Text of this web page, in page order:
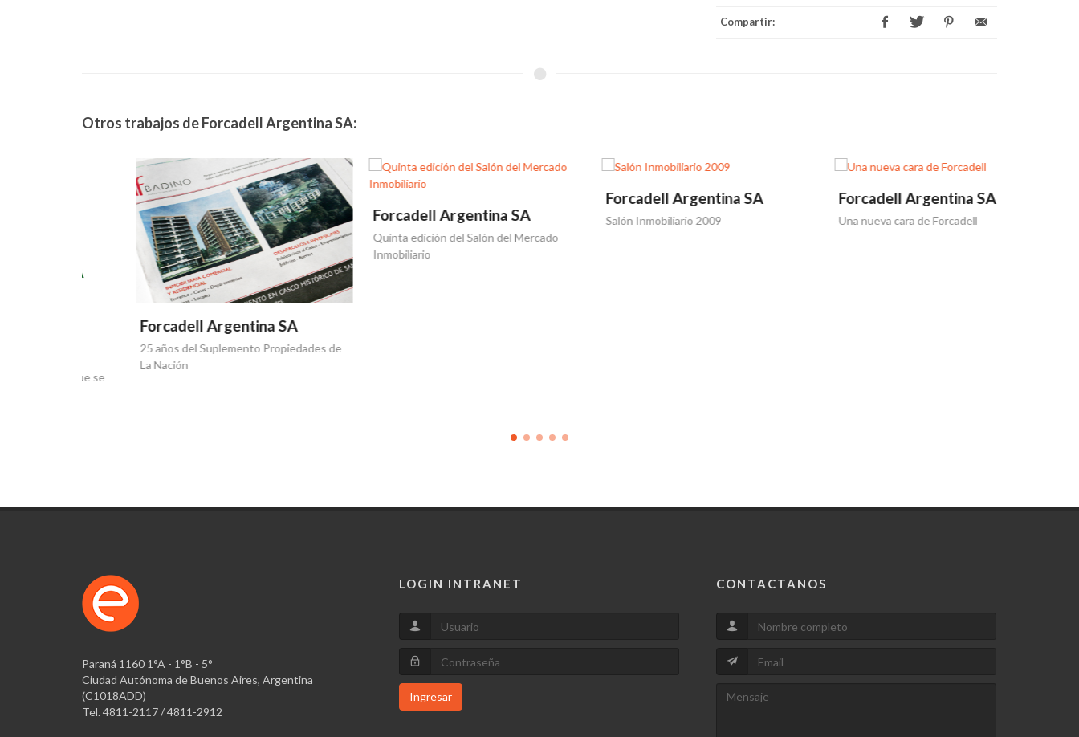
Compartir:
Otros trabajos de Forcadell Argentina SA:
Forcadell Argentina SA
25 años del Suplemento Propiedades de
Forcadell Argentina SA
Quinta edición del Salón del Mercado
Inmobiliario
Forcadell Argentina SA
Salón Inmobiliario 2009
Forcadell Argentina SA
Una nueva cara de Forcadell
Paraná 1160 1°A - 1°B - 5°
Ciudad Autónoma de Buenos Aires, Argentina
(C1018ADD)
Tel. 4811-2117 / 4811-2912
LOGIN INTRANET
Ingresar
CONTACTANOS